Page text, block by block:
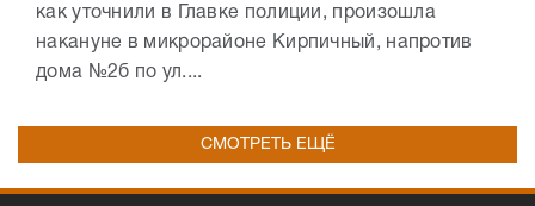
как уточнили в Главке полиции, произошла
накануне в микрорайоне Кирпичный, напротив
дома №2б по ул....
СМОТРЕТЬ ЕЩЁ